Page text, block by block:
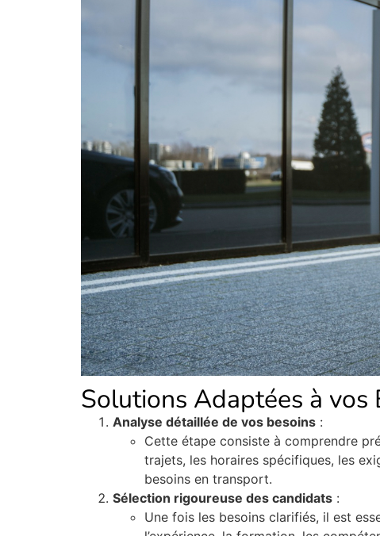
Solutions Adaptées à vos
Analyse détaillée de vos besoins :
Cette étape consiste à comprendre
trajets, les horaires spécifiques, les
besoins en transport.
Sélection rigoureuse des candidats :
Une fois les besoins clarifiés, il est